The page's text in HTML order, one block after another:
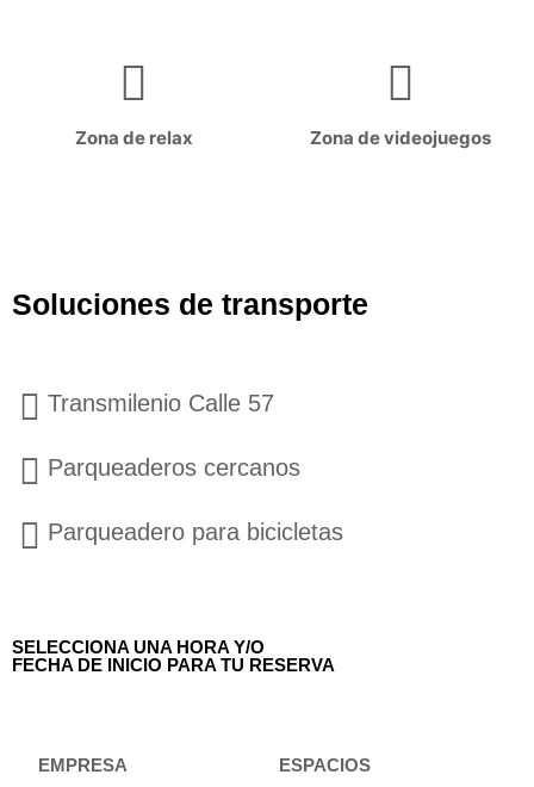
Zona de relax Zona de videojuegos
Soluciones de transporte
Transmilenio Calle 57
Parqueaderos cercanos
Parqueadero para bicicletas
SELECCIONA UNA HORA Y/O
FECHA DE INICIO PARA TU RESERVA
EMPRESA ESPACIOS